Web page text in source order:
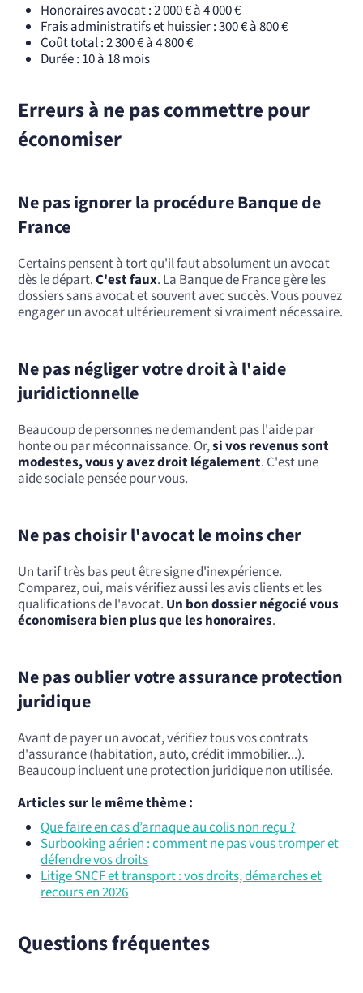
Honoraires avocat : 2 000 € à 4 000 €
Frais administratifs et huissier : 300 € à 800 €
Coût total : 2 300 € à 4 800 €
Durée : 10 à 18 mois
Erreurs à ne pas commettre pour
économiser
Ne pas ignorer la procédure Banque de
France
Certains pensent à tort qu'il faut absolument un avocat
dès le départ.C'est faux. La Banque de France gère les
dossiers sans avocat et souvent avec succès. Vous pouvez
engager un avocat ultérieurement si vraiment nécessaire.
Ne pas négliger votre droit à l'aide
juridictionnelle
Beaucoup de personnes ne demandent pas l'aide par
honte ou par méconnaissance. Or,si vos revenus sont
modestes, vous y avez droit légalement. C'est une
aide sociale pensée pour vous.
Ne pas choisir l'avocat le moins cher
Un tarif très bas peut être signe d'inexpérience.
Comparez, oui, mais vérifiez aussi les avis clients et les
qualifications de l'avocat. Un bon dossier négocié vous
économisera bien plus que les honoraires.
Ne pas oublier votre assurance protection
juridique
Avant de payer un avocat, vérifiez tous vos contrats
d'assurance (habitation, auto, crédit immobilier...).
Beaucoup incluent une protection juridique non utilisée.
Articles sur le même thème :
Que faire en cas d’arnaque au colis non reçu ?
Surbooking aérien : comment ne pas vous tromper et
défendre vos droits
Litige SNCF et transport : vos droits, démarches et
recours en 2026
Questions fréquentes